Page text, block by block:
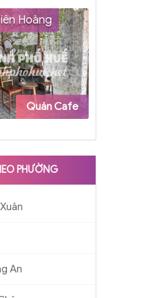
Hoàng
Quán Cafe
PHƯỜNG
An